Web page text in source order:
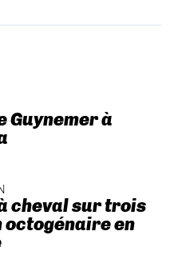
Guynemer à
cheval sur trois
en